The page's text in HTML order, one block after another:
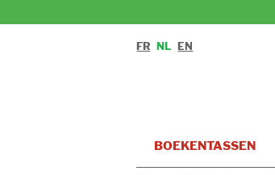
FR NL EN
BOEKENTASSEN